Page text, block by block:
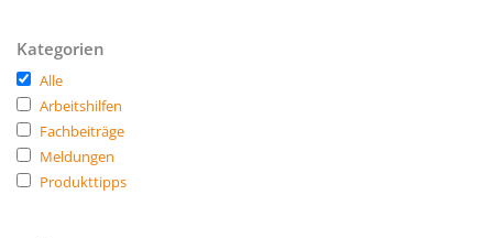
Kategorien
Alle
Arbeitshilfen
Fachbeiträge
Meldungen
Produkttipps